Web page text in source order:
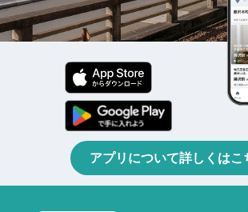
アプリについて詳しくはこ